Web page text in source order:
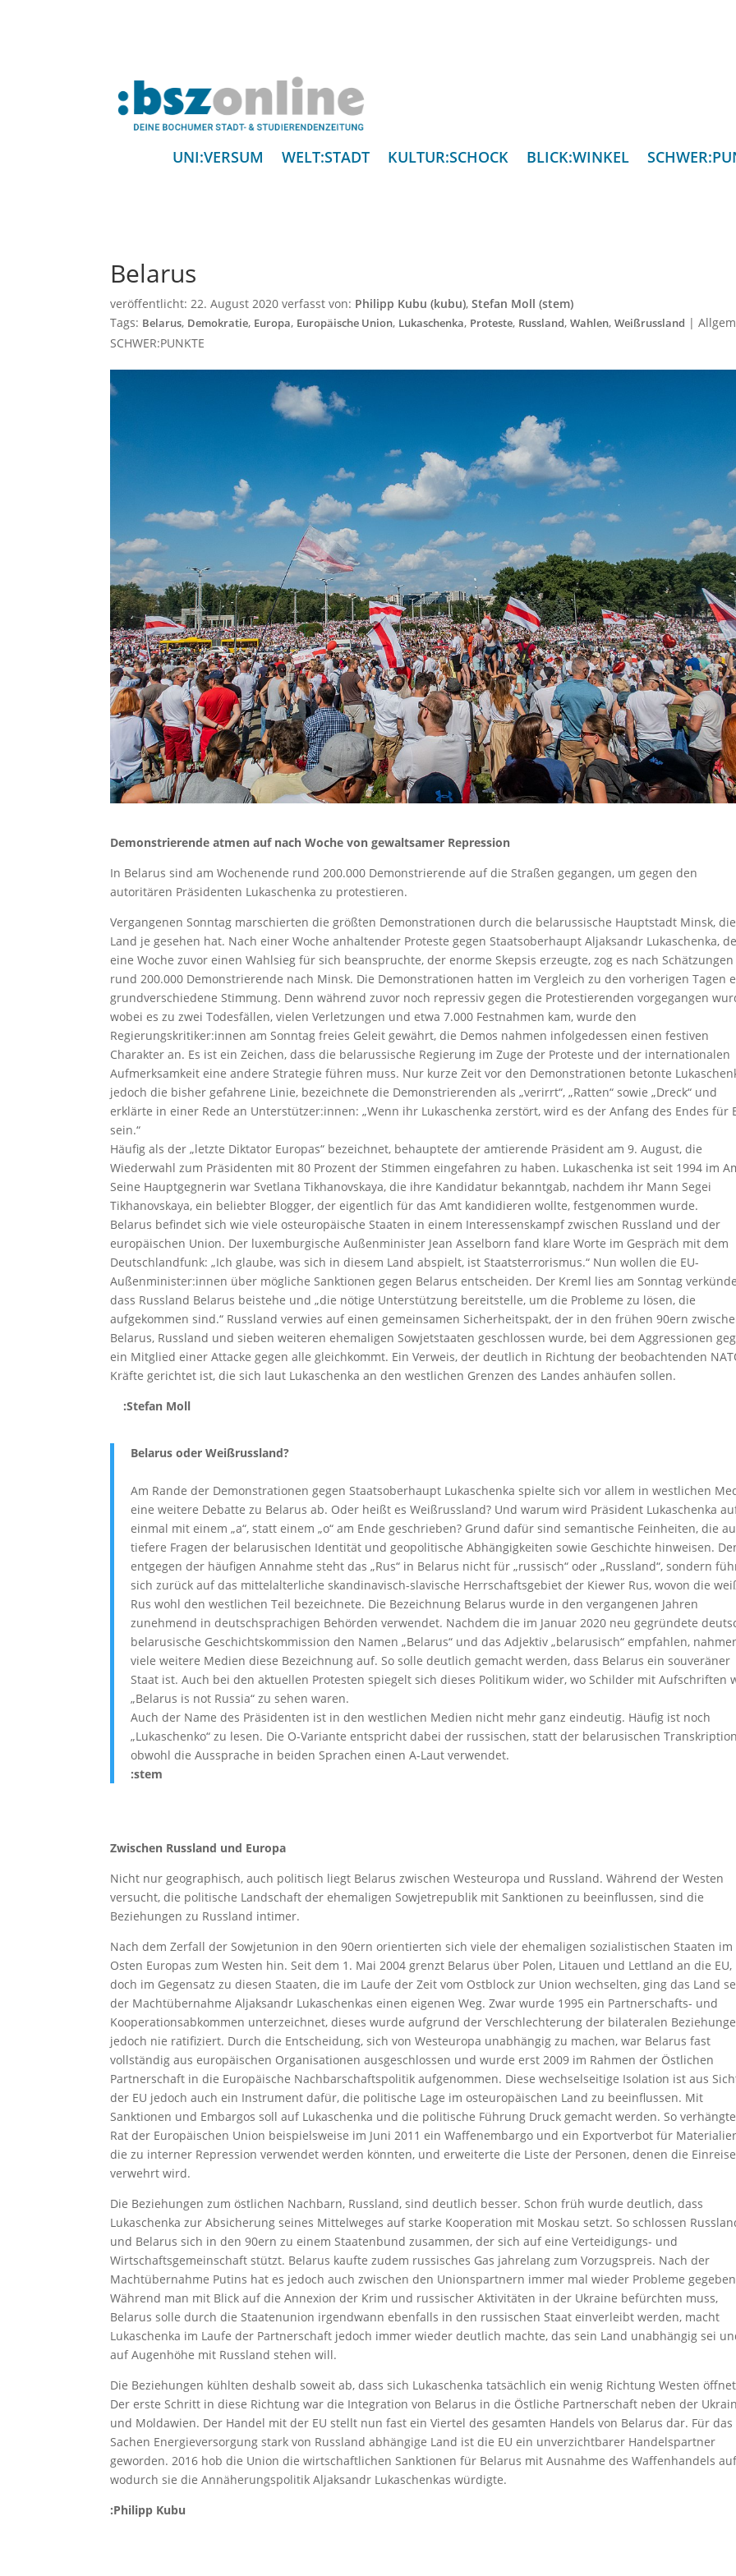
UNI:VERSUM WELT:STADT KULTUR:SCHOCK BLICK:WINKEL
Belarus
veröffentlicht:22. August 2020 verfasst von: Philipp Kubu (kubu),Stefan Moll (stem)
Tags: Belarus, Demokratie, Europa, Europäische Union, Lukaschenka, Proteste, Russland,Wahlen,Weißrussland |
SCHWER:PUNKTE
Demonstrierende atmen auf nach Woche von gewaltsamer Repression
In Belarus sind am Wochenende rund 200.000 Demonstrierende auf die Straßen gegangen, um gegen den
autoritären Präsidenten Lukaschenka zu protestieren.
Vergangenen Sonntag marschierten die größten Demonstrationen durch die belarussische Hauptstadt Minsk,
Land je gesehen hat. Nach einer Woche anhaltender Proteste gegen Staatsoberhaupt Aljaksandr Lukaschenka,
eine Woche zuvor einen Wahlsieg für sich beanspruchte, der enorme Skepsis erzeugte, zog es nach Schätzungen
rund 200.000 Demonstrierende nach Minsk. Die Demonstrationen hatten im Vergleich zu den vorherigen Tagen
grundverschiedene Stimmung. Denn während zuvor noch repressiv gegen die Protestierenden vorgegangen
wobei es zu zwei Todesfällen, vielen Verletzungen und etwa 7.000 Festnahmen kam, wurde den
Regierungskritiker:innen am Sonntag freies Geleit gewährt, die Demos nahmen infolgedessen einen festiven
Charakter an. Es ist ein Zeichen, dass die belarussische Regierung im Zuge der Proteste und der internationalen
Aufmerksamkeit eine andere Strategie führen muss. Nur kurze Zeit vor den Demonstrationen betonte
jedoch die bisher gefahrene Linie, bezeichnete die Demonstrierenden als „verirrt“, „Ratten“ sowie „Dreck“ und
erklärte in einer Rede an Unterstützer:innen: „Wenn ihr Lukaschenka zerstört, wird es der Anfang des Endes für
sein.“
Häufig als der „letzte Diktator Europas“ bezeichnet, behauptete der amtierende Präsident am 9. August, die
Wiederwahl zum Präsidenten mit 80 Prozent der Stimmen eingefahren zu haben. Lukaschenka ist seit 1994 im
Seine Hauptgegnerin war Svetlana Tikhanovskaya, die ihre Kandidatur bekanntgab, nachdem ihr Mann Segei
Tikhanovskaya, ein beliebter Blogger, der eigentlich für das Amt kandidieren wollte, festgenommen wurde.
Belarus befindet sich wie viele osteuropäische Staaten in einem Interessenskampf zwischen Russland und der
europäischen Union. Der luxemburgische Außenminister Jean Asselborn fand klare Worte im Gespräch mit dem
Deutschlandfunk: „Ich glaube, was sich in diesem Land abspielt, ist Staatsterrorismus.“ Nun wollen die EU-
Außenminister:innen über mögliche Sanktionen gegen Belarus entscheiden. Der Kreml lies am Sonntag
dass Russland Belarus beistehe und „die nötige Unterstützung bereitstelle, um die Probleme zu lösen, die
aufgekommen sind.“ Russland verwies auf einen gemeinsamen Sicherheitspakt, der in den frühen 90ern
Belarus, Russland und sieben weiteren ehemaligen Sowjetstaaten geschlossen wurde, bei dem Aggressionen
ein Mitglied einer Attacke gegen alle gleichkommt. Ein Verweis, der deutlich in Richtung der beobachtenden
Kräfte gerichtet ist, die sich laut Lukaschenka an den westlichen Grenzen des Landes anhäufen sollen.
:Stefan Moll
Belarus oder Weißrussland?
Am Rande der Demonstrationen gegen Staatsoberhaupt Lukaschenka spielte sich vor allem in westlichen
eine weitere Debatte zu Belarus ab. Oder heißt es Weißrussland? Und warum wird Präsident Lukaschenka
einmal mit einem „a“, statt einem „o“ am Ende geschrieben? Grund dafür sind semantische Feinheiten, die
tiefere Fragen der belarusischen Identität und geopolitische Abhängigkeiten sowie Geschichte hinweisen.
entgegen der häufigen Annahme steht das „Rus“ in Belarus nicht für „russisch“ oder „Russland“, sondern
sich zurück auf das mittelalterliche skandinavisch-slavische Herrschaftsgebiet der Kiewer Rus, wovon die
Rus wohl den westlichen Teil bezeichnete. Die Bezeichnung Belarus wurde in den vergangenen Jahren
zunehmend in deutschsprachigen Behörden verwendet. Nachdem die im Januar 2020 neu gegründete
belarusische Geschichtskommission den Namen „Belarus“ und das Adjektiv „belarusisch“ empfahlen,
viele weitere Medien diese Bezeichnung auf. So solle deutlich gemacht werden, dass Belarus ein souveräner
Staat ist. Auch bei den aktuellen Protesten spiegelt sich dieses Politikum wider, wo Schilder mit Aufschriften
„Belarus is not Russia“ zu sehen waren.
Auch der Name des Präsidenten ist in den westlichen Medien nicht mehr ganz eindeutig. Häufig ist noch
„Lukaschenko“ zu lesen. Die O-Variante entspricht dabei der russischen, statt der belarusischen
obwohl die Aussprache in beiden Sprachen einen A-Laut verwendet.
:stem
Zwischen Russland und Europa
Nicht nur geographisch, auch politisch liegt Belarus zwischen Westeuropa und Russland. Während der Westen
versucht, die politische Landschaft der ehemaligen Sowjetrepublik mit Sanktionen zu beeinflussen, sind die
Beziehungen zu Russland intimer.
Nach dem Zerfall der Sowjetunion in den 90ern orientierten sich viele der ehemaligen sozialistischen Staaten im
Osten Europas zum Westen hin. Seit dem 1. Mai 2004 grenzt Belarus über Polen, Litauen und Lettland an die EU,
doch im Gegensatz zu diesen Staaten, die im Laufe der Zeit vom Ostblock zur Union wechselten, ging das Land
der Machtübernahme Aljaksandr Lukaschenkas einen eigenen Weg. Zwar wurde 1995 ein Partnerschafts- und
Kooperationsabkommen unterzeichnet, dieses wurde aufgrund der Verschlechterung der bilateralen
jedoch nie ratifiziert. Durch die Entscheidung, sich von Westeuropa unabhängig zu machen, war Belarus fast
vollständig aus europäischen Organisationen ausgeschlossen und wurde erst 2009 im Rahmen der Östlichen
Partnerschaft in die Europäische Nachbarschaftspolitik aufgenommen. Diese wechselseitige Isolation ist aus
der EU jedoch auch ein Instrument dafür, die politische Lage im osteuropäischen Land zu beeinflussen. Mit
Sanktionen und Embargos soll auf Lukaschenka und die politische Führung Druck gemacht werden. So
Rat der Europäischen Union beispielsweise im Juni 2011 ein Waffenembargo und ein Exportverbot für
die zu interner Repression verwendet werden könnten, und erweiterte die Liste der Personen, denen die Einreise
verwehrt wird.
Die Beziehungen zum östlichen Nachbarn, Russland, sind deutlich besser. Schon früh wurde deutlich, dass
Lukaschenka zur Absicherung seines Mittelweges auf starke Kooperation mit Moskau setzt. So schlossen
und Belarus sich in den 90ern zu einem Staatenbund zusammen, der sich auf eine Verteidigungs- und
Wirtschaftsgemeinschaft stützt. Belarus kaufte zudem russisches Gas jahrelang zum Vorzugspreis. Nach der
Machtübernahme Putins hat es jedoch auch zwischen den Unionspartnern immer mal wieder Probleme
Während man mit Blick auf die Annexion der Krim und russischer Aktivitäten in der Ukraine befürchten muss,
Belarus solle durch die Staatenunion irgendwann ebenfalls in den russischen Staat einverleibt werden, macht
Lukaschenka im Laufe der Partnerschaft jedoch immer wieder deutlich machte, das sein Land unabhängig sei
auf Augenhöhe mit Russland stehen will.
Die Beziehungen kühlten deshalb soweit ab, dass sich Lukaschenka tatsächlich ein wenig Richtung Westen
Der erste Schritt in diese Richtung war die Integration von Belarus in die Östliche Partnerschaft neben der
und Moldawien. Der Handel mit der EU stellt nun fast ein Viertel des gesamten Handels von Belarus dar. Für das
Sachen Energieversorgung stark von Russland abhängige Land ist die EU ein unverzichtbarer Handelspartner
geworden. 2016 hob die Union die wirtschaftlichen Sanktionen für Belarus mit Ausnahme des Waffenhandels
wodurch sie die Annäherungspolitik Aljaksandr Lukaschenkas würdigte.
:Philipp Kubu